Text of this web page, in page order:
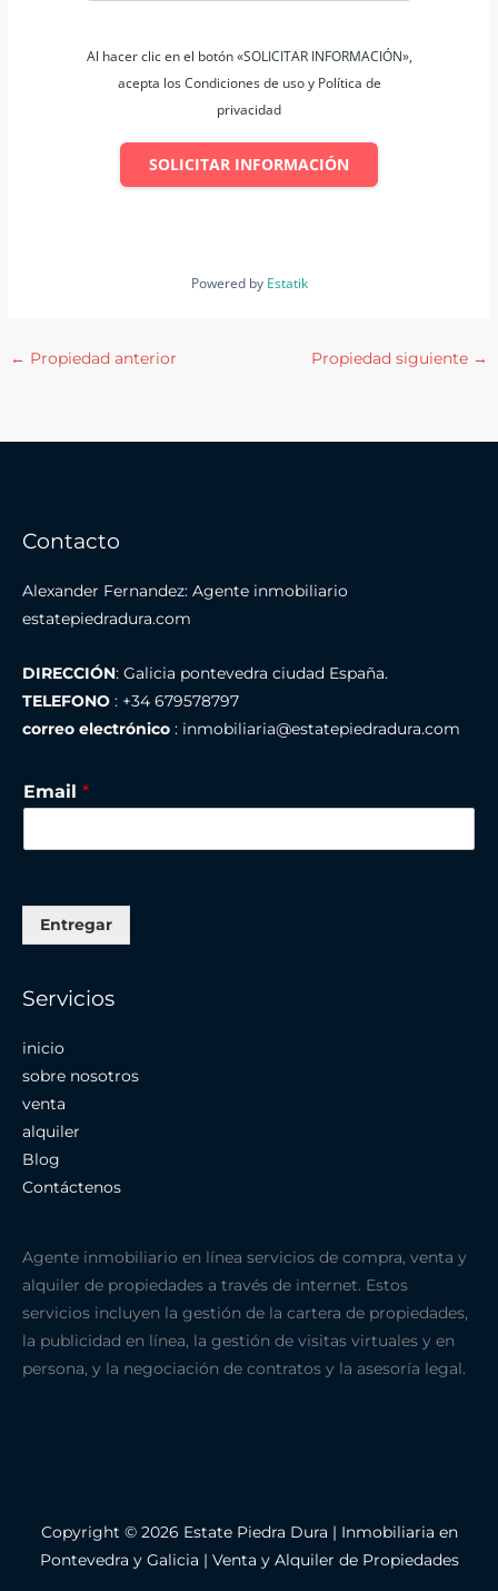
Al hacer clic en el botón «SOLICITAR INFORMACIÓN»,
acepta los Condiciones de uso y Política de
privacidad
SOLICITAR INFORMACIÓN
Powered by Estatik
← Propiedad anterior Propiedad siguiente →
Contacto
Alexander Fernandez: Agente inmobiliario
estatepiedradura.com
DIRECCIÓN: Galicia pontevedra ciudad España.
TELEFONO : +34 679578797
correo electrónico : inmobiliaria@estatepiedradura.com
Email *
Entregar
Servicios
inicio
sobre nosotros
venta
alquiler
Blog
Contáctenos
Agente inmobiliario en línea servicios de compra, venta y
alquiler de propiedades a través de internet. Estos
servicios incluyen la gestión de la cartera de propiedades,
la publicidad en línea, la gestión de visitas virtuales y en
persona, y la negociación de contratos y la asesoría legal.
Copyright © 2026 Estate Piedra Dura | Inmobiliaria en
Pontevedra y Galicia | Venta y Alquiler de Propiedades